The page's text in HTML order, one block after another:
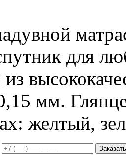
для
из
мм.
желтый,
Заказать